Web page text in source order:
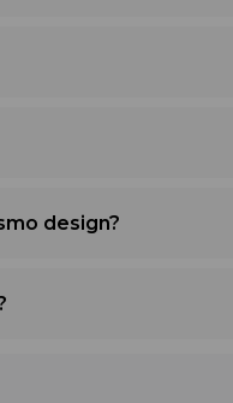
com inserções
design?